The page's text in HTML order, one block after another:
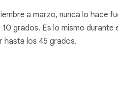
a marzo, nunca lo hace
grados. Es lo mismo durante
hasta los 45 grados.